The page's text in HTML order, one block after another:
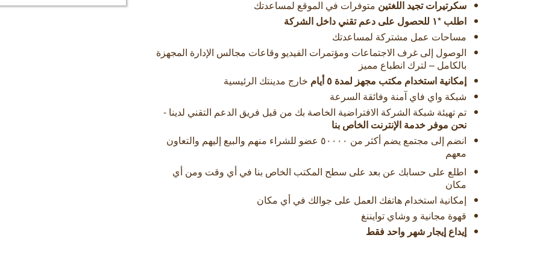
سكرتيرات تجيد اللغتين متوفرات في الموقع لمساعدتك
اطلب *١ للحصول على دعم تقني داخل الشركة
مساحات عمل مشتركة لمساعدتك
الوصول إلى غرف الاجتماعات ومؤتمرات الفيديو وقاعات مجالس الإدارة المجهزة
بالكامل – لترك انطباع مميز
إمكانية استخدام مكتب مجهز لمدة ٥ أيام
خارج مدينتك الرئيسية
شبكة واي فاي آمنة وفائقة السرعة
تم تهيئة شبكة الشركة الافتراضية الخاصة بك من قبل فريق الدعم التقني لدينا -
نحن موفر خدمة الإنترنت الخاص بنا
انضم إلى مجتمع يضم أكثر من ٥٠٠٠٠ عضو للشراء منهم والبيع إليهم والتعاون
معهم
اطلع على حسابك عن بعد على سطح المكتب الخاص بنا في أي وقت ومن أي
مكان
إمكانية استخدام هاتفك العمل على جوالك في أي مكان
قهوة مجانية و وشاي توايننغ
إيداع إيجار شهر واحد فقط